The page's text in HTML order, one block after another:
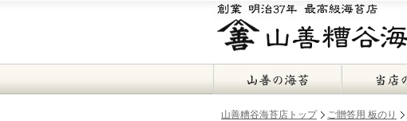
山善糟谷海苔店トップ ご贈答用 板のり